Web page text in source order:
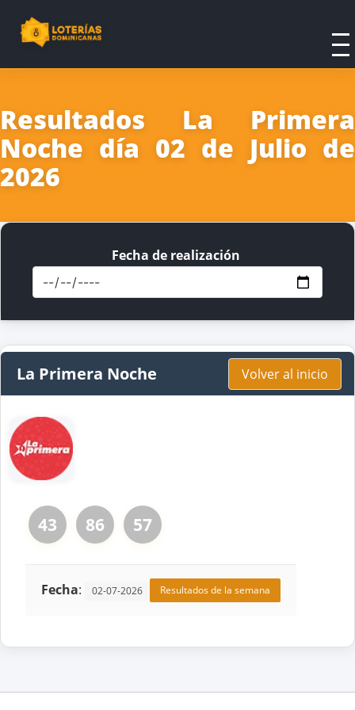
Resultados La Primera
Noche día 02 de Julio de
2026
Fecha de realización
La Primera Noche Volver al inicio
43 86 57
Fecha: 02-07-2026 Resultados de la semana